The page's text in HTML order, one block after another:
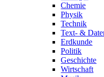
Chemie
Physik
Technik
Text- &
Erdkunde
Politik
Geschichte
Wirtschaft